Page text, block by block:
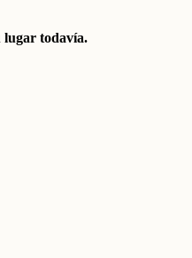
lugar todavía.